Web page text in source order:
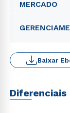
MERCADO
Baixar
Diferenciais